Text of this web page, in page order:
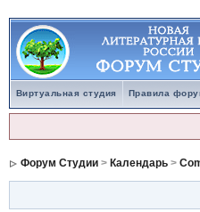
Виртуальная студия Правила
Форум Студии> Календарь>